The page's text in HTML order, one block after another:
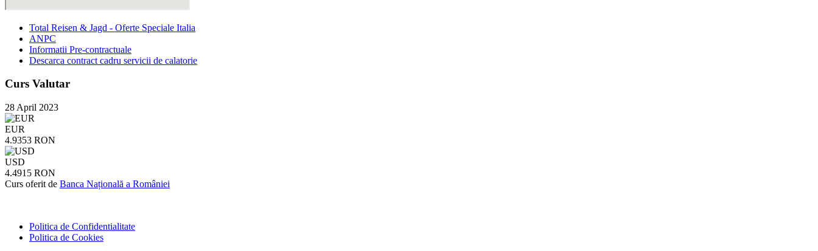
Total Reisen & Jagd - Oferte Speciale Italia
ANPC
Informatii Pre-contractuale
Descarca contract cadru servicii de calatorie
Curs Valutar
28 April 2023
EUR
4.9353 RON
USD
4.4915 RON
Curs oferit de Banca Națională a României
Politica de Confidentialitate
Politica de Cookies